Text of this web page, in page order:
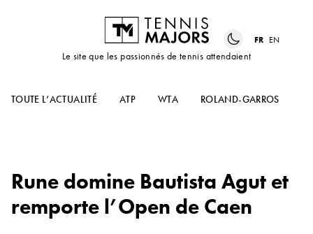
Le site que les passionnés de tennis attendaient
FR EN
TOUTE L’ACTUALITÉ ATP WTA ROLAND-GARROS
Rune domine Bautista Agut et
remporte l’Open de Caen